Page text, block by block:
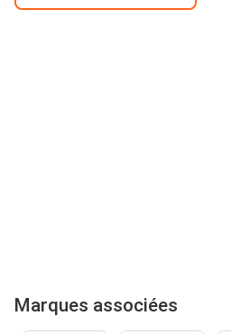
Marques associées